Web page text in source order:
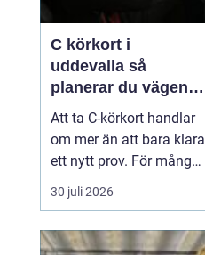
C körkort i
uddevalla så
planerar du vägen
mot tung lastbil
Att ta C-körkort handlar
om mer än att bara klara
ett nytt prov. För många
betyder det en chans till
ett nytt yrke, en starkare
arbetsmarknaden eller
30 juli 2026